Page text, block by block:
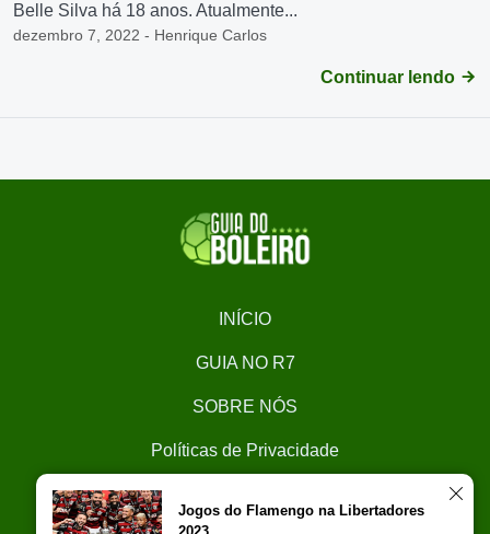
Belle Silva há 18 anos. Atualmente...
dezembro 7, 2022 - Henrique Carlos
Continuar lendo
INÍCIO
GUIA NO R7
SOBRE NÓS
Políticas de Privacidade
Jogos do Flamengo na Libertadores